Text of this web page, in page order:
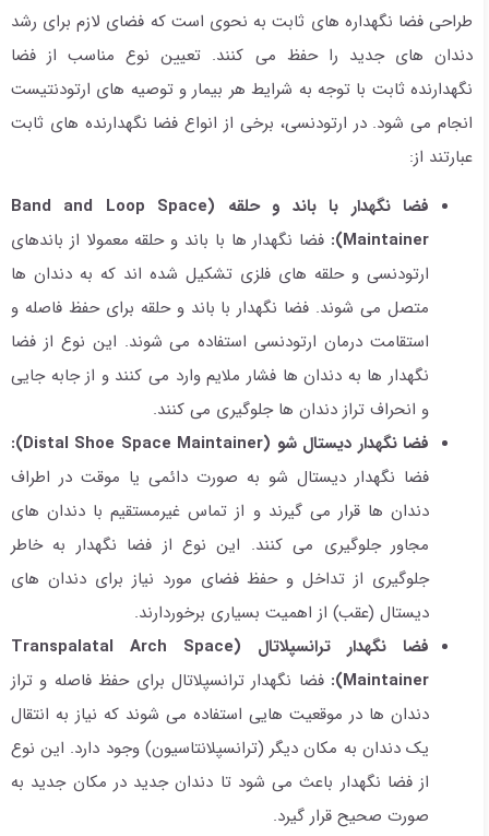
طراحی فضا نگهداره های ثابت به نحوی است که فضای لازم برای رشد
دندان های جدید را حفظ می کنند. تعیین نوع مناسب از فضا
نگهدارنده ثابت با توجه به شرایط هر بیمار و توصیه های ارتودنتیست
انجام می شود. در ارتودنسی، برخی از انواع فضا نگهدارنده های ثابت
عبارتند از:
فضا نگهدار با باند و حلقه
(Band and Loop Space
Maintainer):
فضا نگهدار ها با باند و حلقه معمولا از باندهای
ارتودنسی و حلقه های فلزی تشکیل شده اند که به دندان ها
متصل می شوند. فضا نگهدار با باند و حلقه برای حفظ فاصله و
استقامت درمان ارتودنسی استفاده می شوند. این نوع از فضا
نگهدار ها به دندان ها فشار ملایم وارد می کنند و از جابه جایی
و انحراف تراز دندان ها جلوگیری می کنند.
فضا نگهدار دیستال شو (Distal Shoe Space Maintainer):
فضا نگهدار دیستال شو به صورت دائمی یا موقت در اطراف
دندان ها قرار می گیرند و از تماس غیرمستقیم با دندان های
مجاور جلوگیری می کنند. این نوع از فضا نگهدار به خاطر
جلوگیری از تداخل و حفظ فضای مورد نیاز برای دندان های
دیستال (عقب) از اهمیت بسیاری برخوردارند.
فضا نگهدار ترانسپلاتال
(Transpalatal Arch Space
Maintainer):
فضا نگهدار ترانسپلاتال برای حفظ فاصله و تراز
دندان ها در موقعیت هایی استفاده می شوند که نیاز به انتقال
یک دندان به مکان دیگر (ترانسپلانتاسیون) وجود دارد. این نوع
از فضا نگهدار باعث می شود تا دندان جدید در مکان جدید به
صورت صحیح قرار گیرد.